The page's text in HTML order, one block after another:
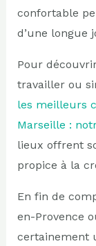
confortable
d’une longue
Pour
travailler ou
les meilleurs
Marseille :
lieux offrent
propice à la
En fin de
en-Provence
certainement